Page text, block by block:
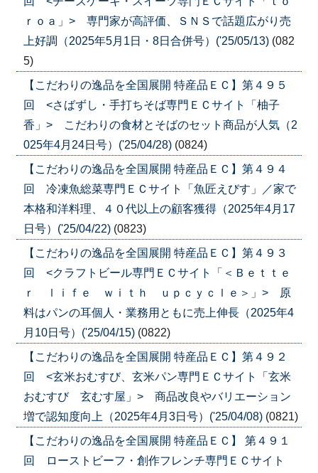
ｒｏａ」> 専門家が高評価、ＳＮＳで話題広がり売
上好調（2025年5月1日・8日合併号）('25/05/13) (082
5)
【こだわりの逸品を全国展開 特産品ＥＣ】第４９５
回 <さばずし・手打ちそば専門ＥＣサイト「柚子
香」> こだわりの食材とそばのセット商品が人気（2
025年4月24日号）('25/04/28) (0824)
【こだわりの逸品を全国展開 特産品ＥＣ】第４９４
回 冷凍魚総菜専門ＥＣサイト「魚匠えびす」／家で
本格和洋料理、４０代以上の顧客獲得（2025年4月17
日号）('25/04/22) (0823)
【こだわりの逸品を全国展開 特産品ＥＣ】第４９３
回 <クラフトビール専門ＥＣサイト「＜Ｂｅｔｔｅ
ｒ ｌｉｆｅ ｗｉｔｈ ｕｐｃｙｃｌｅ＞」> 原
料はパンの耳個人・業務用ともに売上伸長（2025年4
月10日号）('25/04/15) (0822)
【こだわりの逸品を全国展開 特産品ＥＣ】第４９２
回 <玄米おむすび、玄米パン専門ＥＣサイト「玄米
おむすび 玄むす屋」> 商品改良やバリエーション
増で認知度向上（2025年4月3日号）('25/04/08) (0821)
【こだわりの逸品を全国展開 特産品ＥＣ】 第４９１
回 ローストビーフ・創作フレンチ専門ＥＣサイト